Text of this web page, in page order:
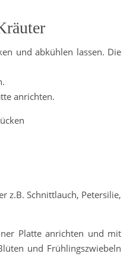
und abkühlen lassen. Die
anrichten.
z.B. Schnittlauch, Petersilie,
Platte anrichten und mit
und Frühlingszwiebeln